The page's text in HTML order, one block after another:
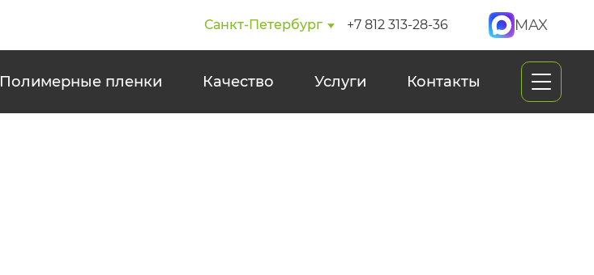
Санкт-Петербург +7 812 313-28-36 MAX
Полимерные пленки Качество Услуги Контакты